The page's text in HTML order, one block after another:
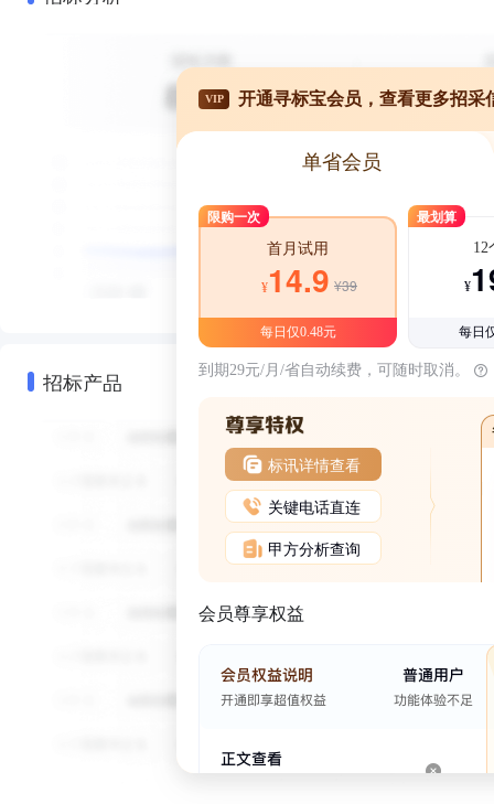
招标产品
VIP 开通寻标宝会员，查看更多招采
单省会员
限购一次
首月试用
¥14.9 ¥39
每日仅0.48元
最划算
12
¥
每日
到期29元/月/省自动续费，可随时取消。
标讯详情查看
关键电话直连
甲方分析查询
会员尊享权益